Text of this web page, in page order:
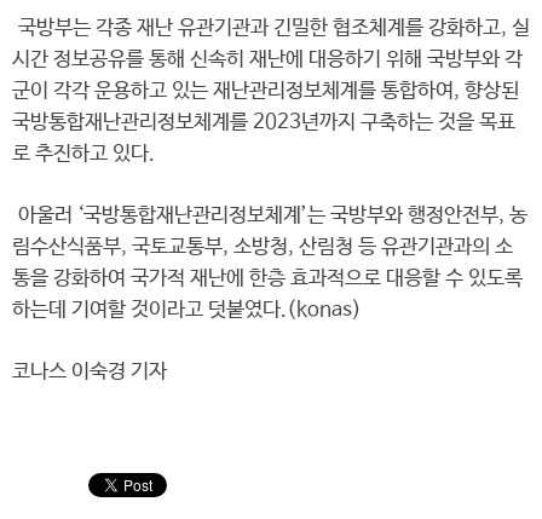
국방부는 각종 재난 유관기관과 긴밀한 협조체계를 강화하고, 실
시간 정보공유를 통해 신속히 재난에 대응하기 위해 국방부와 각
군이 각각 운용하고 있는 재난관리정보체계를 통합하여, 향상된
국방통합재난관리정보체계를 2023년까지 구축하는 것을 목표
로 추진하고 있다.
아울러 ‘국방통합재난관리정보체계’는 국방부와 행정안전부, 농
림수산식품부, 국토교통부, 소방청, 산림청 등 유관기관과의 소
통을 강화하여 국가적 재난에 한층 효과적으로 대응할 수 있도록
하는데 기여할 것이라고 덧붙였다.(konas)
코나스 이숙경 기자